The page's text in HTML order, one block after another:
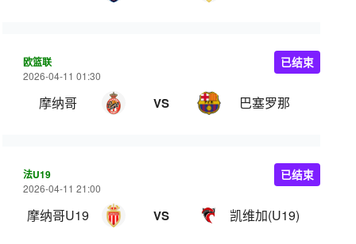
欧篮联
2026-04-11 01:30
摩纳哥 VS 巴塞罗那
已结束
法U19
2026-04-11 21:00
摩纳哥U19 VS 凯维加(U19)
已结束